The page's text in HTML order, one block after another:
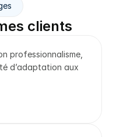
clients
professionnalisme,
d’adaptation aux